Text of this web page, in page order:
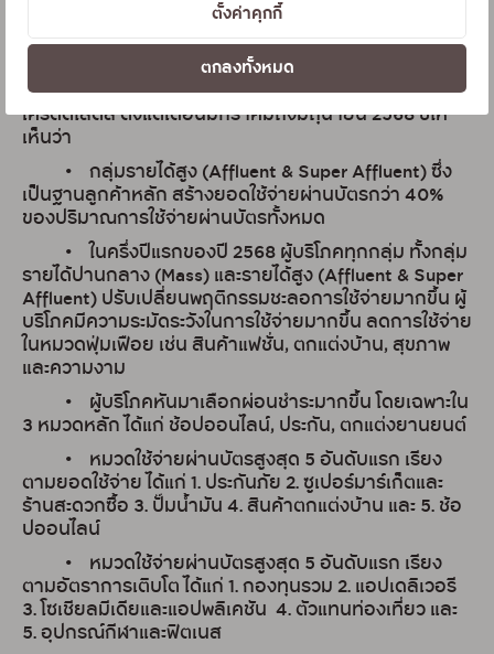
ตั้งค่าคุกกี้
ตกลงทั้งหมด
ข้อมูลจากพฤติกรรมการใช้จ่ายผ่านบัตรเครดิตใน
กลุ่มกรุงศรีคอนซูมเมอร์ ผู้ให้บริการด้านบัตรเครดิตและสิน
เชื่อส่วนบุคคล อันประกอบไปด้วย บัตรเครดิต กรุงศรี, บัตร
กรุงศรีเฟิร์สช้อยส์, บัตรเครดิต เซ็นทรัล เดอะวัน และบัตร
เครดิตโลตัส ตั้งแต่เดือนมกราคมถึงมิถุนายน 2568 ชี้ให้
เห็นว่า
• กลุ่มรายได้สูง (Affluent & Super Affluent) ซึ่ง
เป็นฐานลูกค้าหลัก สร้างยอดใช้จ่ายผ่านบัตรกว่า 40%
ของปริมาณการใช้จ่ายผ่านบัตรทั้งหมด
• ในครึ่งปีแรกของปี 2568 ผู้บริโภคทุกกลุ่ม ทั้งกลุ่ม
รายได้ปานกลาง (Mass) และรายได้สูง (Affluent & Super
Affluent) ปรับเปลี่ยนพฤติกรรมชะลอการใช้จ่ายมากขึ้น ผู้
บริโภคมีความระมัดระวังในการใช้จ่ายมากขึ้น ลดการใช้จ่าย
ในหมวดฟุ่มเฟือย เช่น สินค้าแฟชั่น, ตกแต่งบ้าน, สุขภาพ
และความงาม
• ผู้บริโภคหันมาเลือกผ่อนชำระมากขึ้น โดยเฉพาะใน
3 หมวดหลัก ได้แก่ ช้อปออนไลน์, ประกัน, ตกแต่งยานยนต์
• หมวดใช้จ่ายผ่านบัตรสูงสุด 5 อันดับแรก เรียง
ตามยอดใช้จ่าย ได้แก่ 1. ประกันภัย 2. ซูเปอร์มาร์เก็ตและ
ร้านสะดวกซื้อ 3. ปั๊มน้ำมัน 4. สินค้าตกแต่งบ้าน และ 5. ช้อ
ปออนไลน์
• หมวดใช้จ่ายผ่านบัตรสูงสุด 5 อันดับแรก เรียง
ตามอัตราการเติบโต ได้แก่ 1. กองทุนรวม 2. แอปเดลิเวอรี
3. โซเชียลมีเดียและแอปพลิเคชัน 4. ตัวแทนท่องเที่ยว และ
5. อุปกรณ์กีฬาและฟิตเนส